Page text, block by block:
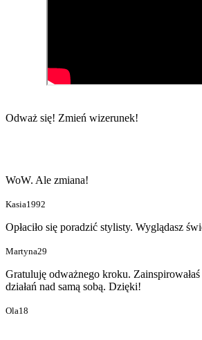
Odważ się! Zmień wizerunek!
WoW. Ale zmiana!
Kasia1992
Opłaciło się poradzić stylisty. Wyglądasz
Martyna29
Gratuluję odważnego kroku.
działań nad samą sobą. Dzięki!
Ola18